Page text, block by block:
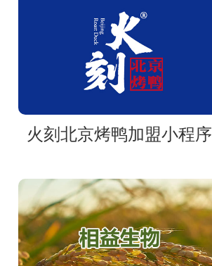
火刻北京烤鸭加盟小程序